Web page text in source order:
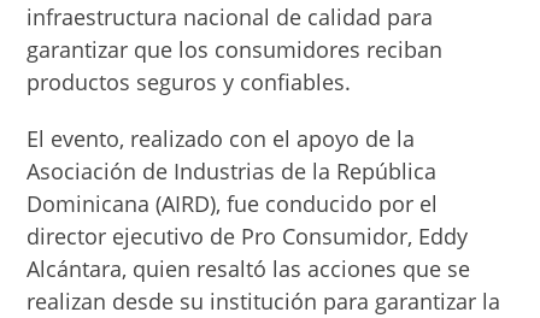
infraestructura nacional de calidad para
garantizar que los consumidores reciban
productos seguros y confiables.
El evento, realizado con el apoyo de la
Asociación de Industrias de la República
Dominicana (AIRD), fue conducido por el
director ejecutivo de Pro Consumidor, Eddy
Alcántara, quien resaltó las acciones que se
realizan desde su institución para garantizar la